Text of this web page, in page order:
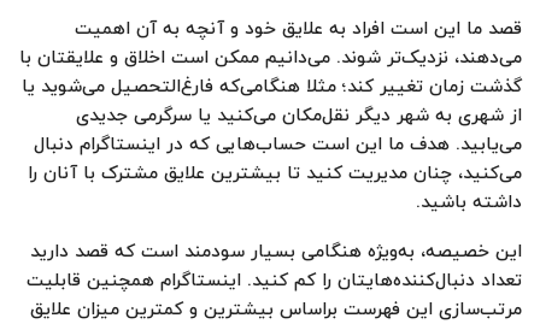
قصد ما این است افراد به علایق خود و آنچه به آن اهمیت
می‌دهند، نزدیک‌تر شوند. می‌دانیم ممکن است اخلاق و علایقتان با
گذشت زمان تغییر کند؛ مثلا هنگامی‌‌که فارغ‌التحصیل می‌شوید یا
از شهری به شهر دیگر نقل‌مکان می‌کنید یا سرگرمی جدیدی
می‌یابید. هدف ما این است حساب‌هایی که در اینستاگرام دنبال
می‌کنید، چنان مدیریت کنید تا بیشترین علایق مشترک با آنان را
داشته باشید.
این خصیصه، به‌ویژه هنگامی‌ بسیار سودمند است که قصد دارید
تعداد دنبال‌کننده‌هایتان را کم کنید. اینستاگرام همچنین قابلیت
مرتب‌سازی این فهرست براساس بیشترین و کمترین میزان علایق